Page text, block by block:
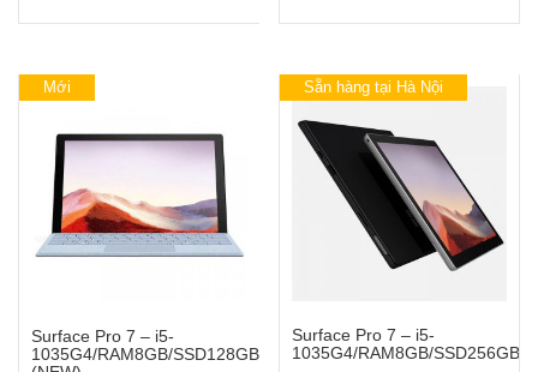
12.990.000₫.
là:
tại
Mới
Surface Pro 7 – i5-
1035G4/RAM8GB/SSD128GB
Sẵn hàng tại Hà Nội
Surface Pro 7 – i5-
1035G4/RAM8GB/SSD256GB